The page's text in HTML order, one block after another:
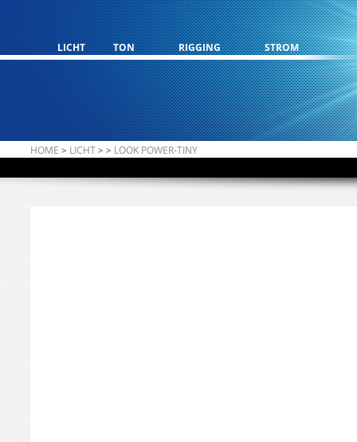
LICHT TON RIGGING STROM
HOME > LICHT>> LOOK POWER-TINY